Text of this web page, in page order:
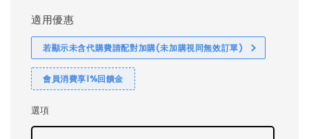
適用優惠
若顯示未含代購費請配對加購(未加購視同無效訂單)
會員消費享1%回饋金
選項